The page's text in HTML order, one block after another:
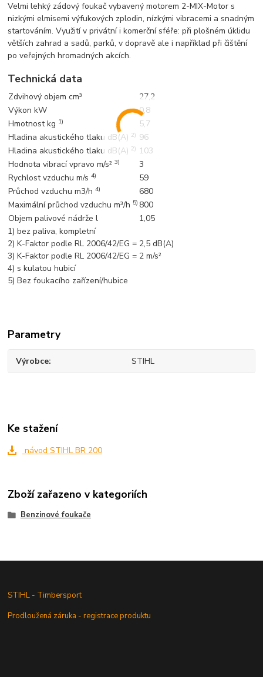
Velmi lehký zádový foukač vybavený motorem 2-MIX-Motor s
nizkými elmisemi výfukových zplodin, nízkými vibracemi a snadným
startováním. Využití v privátní i komerční sféře: při plošném úklidu
větších zahrad a sadů, parků, v dopravě ale i například při čištění
po veřejných hromadných akcích.
Technická data
Zdvihový objem cm³
27,2
Výkon kW
0,8
Hmotnost kg 1)
5,7
Hladina akustického tlaku dB(A) 2) 96
Hladina akustického tlaku dB(A) 2) 103
Hodnota vibrací vpravo m/s²3)
3
Rychlost vzduchu m/s4)
59
Průchod vzduchu m3/h4)
680
Maximální průchod vzduchu m³/h 5) 800
Objem palivové nádrže l
1,05
1) bez paliva, kompletní
2) K-Faktor podle RL 2006/42/EG = 2,5 dB(A)
3) K-Faktor podle RL 2006/42/EG = 2 m/s²
4) s kulatou hubicí
5) Bez foukacího zařízení/hubice
Parametry
Výrobce STIHL
Ke stažení
návod STIHL BR 200
Zboží zařazeno v kategoriích
Benzinové foukače
STIHL - Timbersport
Prodloužená záruka - registrace produktu